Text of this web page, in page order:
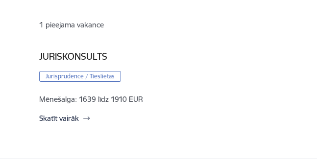
1 pieejama vakance
JURISKONSULTS
Jurisprudence / Tieslietas
Mēnešalga: 1639 līdz 1910 EUR
Skatīt vairāk